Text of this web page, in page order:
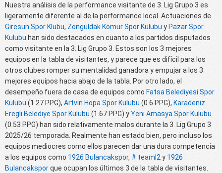
Nuestra análisis de la performance visitante de 3. Lig Grupo 3 es
ligeramente diferente al de la performance local. Actuaciones de
Giresun Spor Klubu, Zonguldak Komur Spor Kulubu y Pazar Spor
Kulubu han sido destacados en cuanto a los partidos disputados
como visitante en la 3. Lig Grupo 3. Estos son los 3 mejores
equipos en la tabla de visitantes, y parece que es difícil para los
otros clubes romper su mentalidad ganadora y empujar a los 3
mejores equipos hacia abajo de la tabla. Por otro lado, el
desempeño fuera de casa de equipos como Fatsa Belediyesi Spor
Kulubu (1.27 PPG), Artvin Hopa Spor Kulubu (0.6 PPG), Karadeniz
Eregli Belediye Spor Kulubu (1.67 PPG) yYeni Amasya Spor Kulubu
(0.53 PPG) han sido relativamente malos durante la 3. Lig Grupo 3
2025/26 temporada. Realmente han estado bien, pero incluso los
equipos mediocres como ellos parecen dar una dura competencia
a los equipos como 1926 Bulancakspor, # teaml2 y 1926
Bulancaksporque ocupan los últimos 3 de la tabla de visitantes.